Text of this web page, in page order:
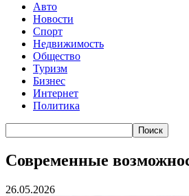
Авто
Новости
Спорт
Недвижимость
Общество
Туризм
Бизнес
Интернет
Политика
Современные
26.05.2026